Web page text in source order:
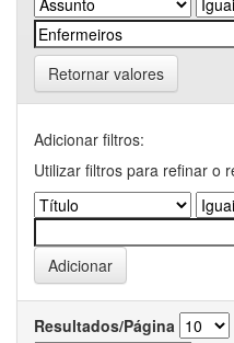
Retornar valores
Adicionar filtros:
Utilizar filtros para refinar o
Resultados/Página